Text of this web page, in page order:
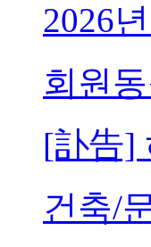
2026
회원
[訃告]
건축/